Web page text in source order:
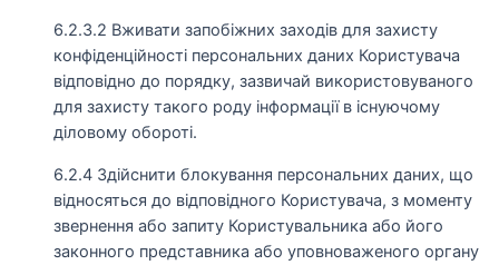
6.2.3.2 Вживати запобіжних заходів для захисту
конфіденційності персональних даних Користувача
відповідно до порядку, зазвичай використовуваного
для захисту такого роду інформації в існуючому
діловому обороті.
6.2.4 Здійснити блокування персональних даних, що
відносяться до відповідного Користувача, з моменту
звернення або запиту Користувальника або його
законного представника або уповноваженого органу